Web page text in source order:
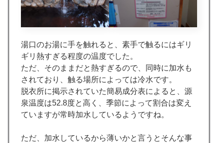
湯口のお湯に手を触れると、素手で触るにはギリ
ギリ熱すぎる程度の温度でした。
ただ、そのままだと熱すぎるので、同時に加水も
されており、触る場所によっては冷水です。
脱衣所に掲示されていた簡易成分表によると、源
泉温度は52.8度と高く、季節によって割合は変え
ていますが常時加水しているようですね。
ただ、加水しているから薄いかと言うとそんな事